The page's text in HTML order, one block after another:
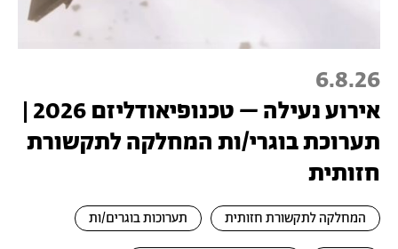
6.8.26
אירוע נעילה – טכנופיאודליזם 2026 |
תערוכת בוגרי/ות המחלקה לתקשורת
חזותית
המחלקה לתקשורת חזותית תערוכות בוגרים/ות